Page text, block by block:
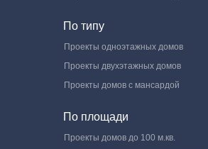
По типу
Проекты одноэтажных домов
Проекты двухэтажных домов
Проекты домов с мансардой
По площади
Проекты домов до 100 м.кв.